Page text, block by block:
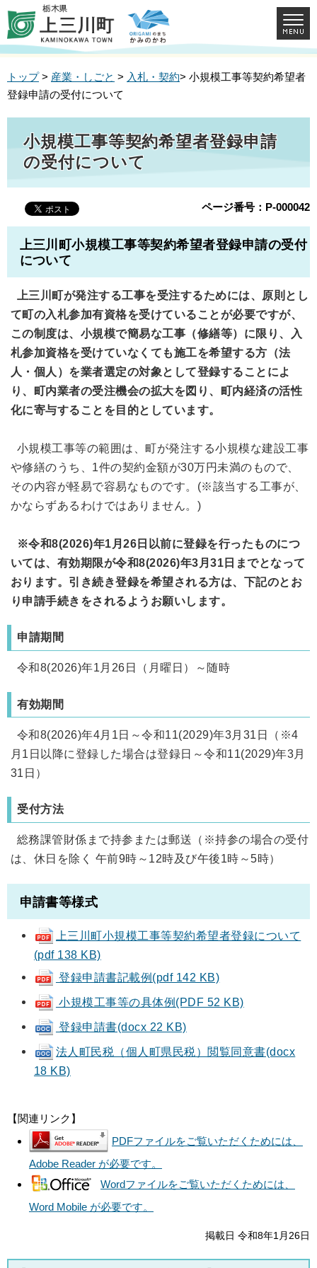
トップ> 産業・しごと > 入札・契約> 小規模工事等契約希望者
登録申請の受付について
小規模工事等契約希望者登録申請
の受付について
ページ番号：P-000042
上三川町小規模工事等契約希望者登録申請の受付
について
上三川町が発注する工事を受注するためには、原則とし
て町の入札参加有資格を受けていることが必要ですが、
この制度は、小規模で簡易な工事（修繕等）に限り、入
札参加資格を受けていなくても施工を希望する方（法
人・個人）を業者選定の対象として登録することによ
り、町内業者の受注機会の拡大を図り、町内経済の活性
化に寄与することを目的としています。
小規模工事等の範囲は、町が発注する小規模な建設工事
や修繕のうち、1件の契約金額が30万円未満のもので、
その内容が軽易で容易なものです。(※該当する工事が、
かならずあるわけではありません。)
※令和8(2026)年1月26日以前に登録を行ったものにつ
いては、有効期限が令和8(2026)年3月31日までとなって
おります。引き続き登録を希望される方は、下記のとお
り申請手続きをされるようお願いします。
申請期間
令和8(2026)年1月26日（月曜日）～随時
有効期間
令和8(2026)年4月1日～令和11(2029)年3月31日（※4
月1日以降に登録した場合は登録日～令和11(2029)年3月
31日）
受付方法
総務課管財係まで持参または郵送（※持参の場合の受付
は、休日を除く 午前9時～12時及び午後1時～5時）
申請書等様式
上三川町小規模工事等契約希望者登録について
(pdf 138 KB)
登録申請書記載例(pdf 142 KB)
小規模工事等の具体例(PDF 52 KB)
登録申請書(docx 22 KB)
法人町民税（個人町県民税）閲覧同意書(docx
18 KB)
【関連リンク】
PDFファイルをご覧いただくためには、
Adobe Reader が必要です。
Wordファイルをご覧いただくためには、
Word Mobile が必要です。
掲載日 令和8年1月26日